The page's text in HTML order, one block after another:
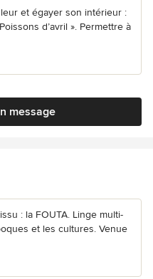
et égayer son intérieur :
d’avril ». Permettre à
message
: la FOUTA. Linge multi-
et les cultures. Venue